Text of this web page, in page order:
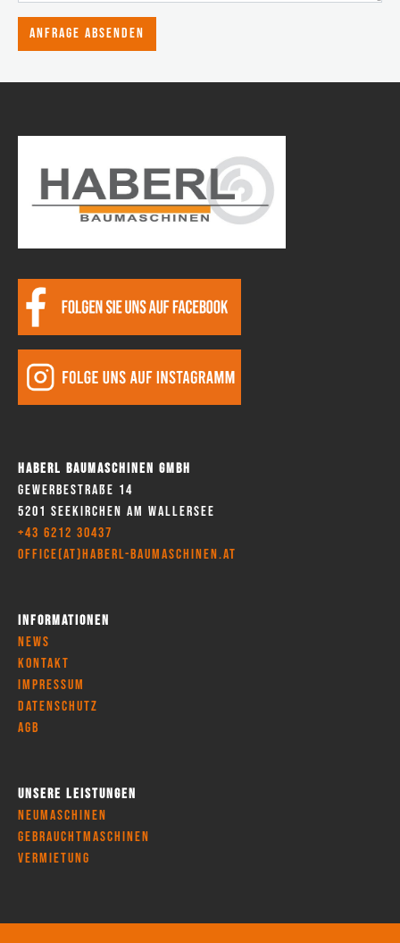
Anfrage absenden
Haberl Baumaschinen GmbH
Gewerbestraße 14
5201 Seekirchen am Wallersee
+43 6212 30437
office(at)haberl-baumaschinen.at
Informationen
News
Kontakt
Impressum
Datenschutz
AGB
Unsere Leistungen
Neumaschinen
Gebrauchtmaschinen
Vermietung